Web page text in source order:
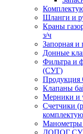
Шланги и
Краны
з/ч
Запорная и
Донные
Фильтра и
(СУГ)
Клапаны
Мерники и
Счетчики
Манометры
ДОПОГ СУГ